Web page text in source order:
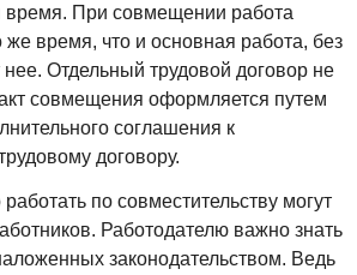
время. При совмещении работа
же время, что и основная работа, без
Отдельный трудовой договор не
совмещения оформляется путем
соглашения к
договору.
по совместительству могут
Работодателю важно знать
законодательством. Ведь